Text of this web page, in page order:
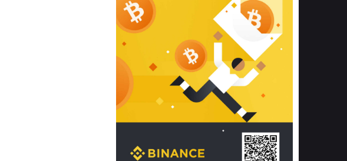
thời tiết nóng ẩm. Bạn có thể tìm hiểu
thêm các nghiên cứu khoa học về tác
động của giấc ngủ và môi trường
phòng ngủ đối với sức khỏe con
người tại Sleep Foundation (External
Link) để có cái nhìn toàn diện hơn.
2. Các tiêu chí vàng khi lựa chọn
chăn ga gối đệm cao cấp cho phòng
ngủ
Để sở hữu một bộ chăn ga gối đệm
cao cấp hoàn hảo cả về thẩm mỹ lẫn
công năng, người tiêu dùng cần cân
nhắc kỹ lưỡng các tiêu chí quan trọng